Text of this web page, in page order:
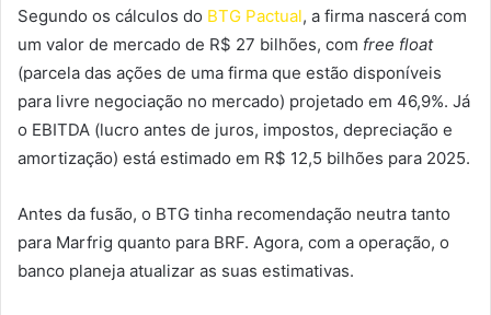
Segundo os cálculos do BTG Pactual, a firma nascerá com
um valor de mercado de R$ 27 bilhões, com free float
(parcela das ações de uma firma que estão disponíveis
para livre negociação no mercado) projetado em 46,9%. Já
o EBITDA (lucro antes de juros, impostos, depreciação e
amortização) está estimado em R$ 12,5 bilhões para 2025.
Antes da fusão, o BTG tinha recomendação neutra tanto
para Marfrig quanto para BRF. Agora, com a operação, o
banco planeja atualizar as suas estimativas.